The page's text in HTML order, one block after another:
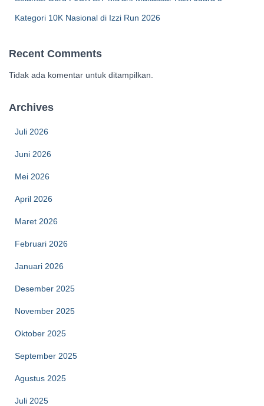
Kategori 10K Nasional di Izzi Run 2026
Recent Comments
Tidak ada komentar untuk ditampilkan.
Archives
Juli 2026
Juni 2026
Mei 2026
April 2026
Maret 2026
Februari 2026
Januari 2026
Desember 2025
November 2025
Oktober 2025
September 2025
Agustus 2025
Juli 2025